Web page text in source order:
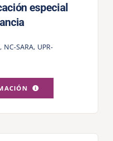
especial
, NC-SARA, UPR-